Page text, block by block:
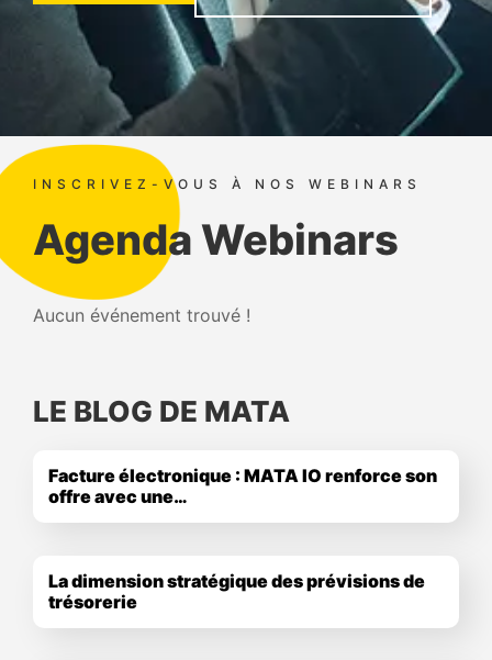
INSCRIVEZ-VOUS À NOS WEBINARS
Agenda Webinars
Aucun événement trouvé !
LE BLOG DE MATA
Facture électronique : MATA IO renforce son
offre avec une…
La dimension stratégique des prévisions de
trésorerie